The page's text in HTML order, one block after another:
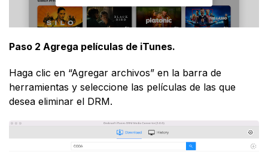
Paso 2 Agrega películas de iTunes.
Haga clic en “Agregar archivos” en la barra de
herramientas y seleccione las películas de las que
desea eliminar el DRM.